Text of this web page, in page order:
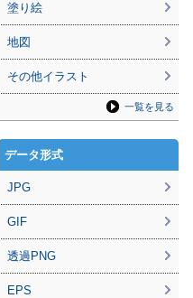
塗り絵
地図
その他イラスト
一覧を見る
データ形式
JPG
GIF
透過PNG
EPS